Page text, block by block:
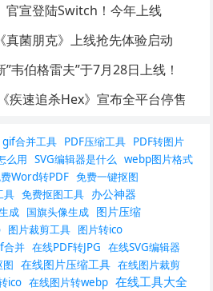
官宣登陆Switch！今年上线
真菌朋克》上线抢先体验启动
韦伯格雷夫”于7月28日上线！
疾速追杀Hex》宣布全平台停售
gif合并工具 PDF压缩工具 PDF转图片
么用 SVG编辑器是什么 webp图片格式
Word转PDF 免费一键抠图
具 免费抠图工具 办公神器
成 国旗头像生成 图片压缩
图片裁剪工具 图片转ico
合并 在线PDF转JPG 在线SVG编辑器
图 在线图片压缩工具 在线图片裁剪
ico 在线图片转webp 在线工具大全